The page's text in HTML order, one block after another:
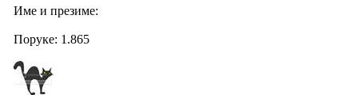
Име и презиме:
Поруке: 1.865